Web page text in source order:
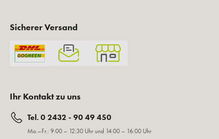
Sicherer Versand
Ihr Kontakt zu uns
Tel. 0 2432 - 90 49 450
Mo.–Fr.: 9:00 – 12:30 Uhr und 14:00 – 16:00 Uhr